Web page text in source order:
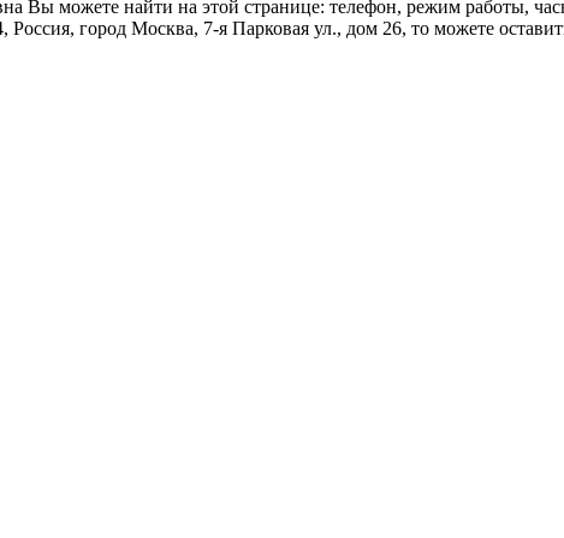
Вы можете найти на этой странице: телефон, режим работы,
город Москва, 7-я Парковая ул., дом 26, то можете